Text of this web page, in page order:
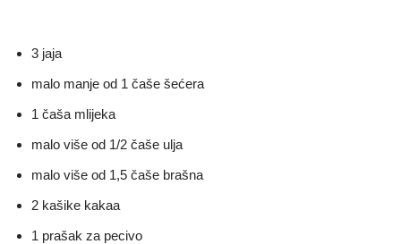
3 jaja
malo manje od 1 čaše šećera
1 čaša mlijeka
malo više od 1/2 čaše ulja
malo više od 1,5 čaše brašna
2 kašike kakaa
1 prašak za pecivo